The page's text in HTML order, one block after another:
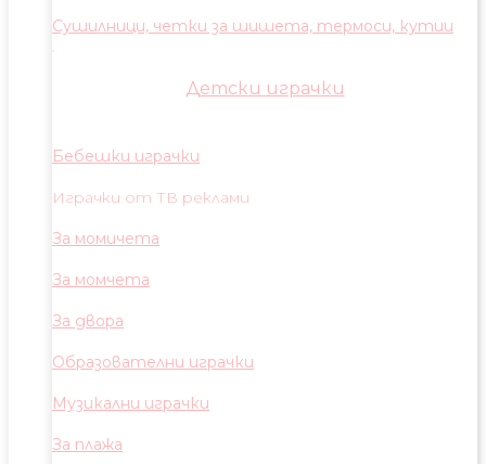
Сушилници, четки за шишета, термоси, кутии
Детски играчки
Бебешки играчки
Играчки от ТВ реклами
За момичета
За момчета
За двора
Образователни играчки
Музикални играчки
За плажа